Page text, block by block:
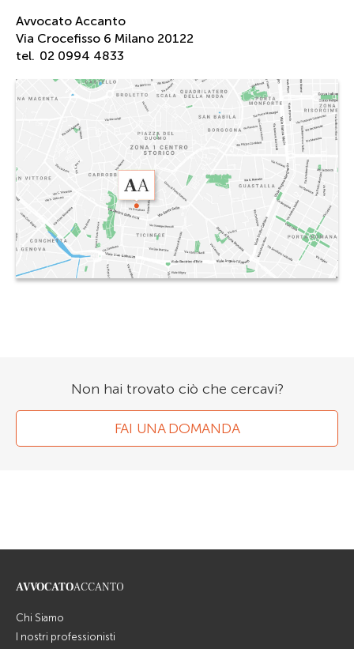
Avvocato Accanto
Via Crocefisso 6 Milano 20122
tel. 02 0994 4833
Non hai trovato ciò che cercavi?
FAI UNA DOMANDA
AVVOCATOACCANTO
Chi Siamo
I nostri professionisti